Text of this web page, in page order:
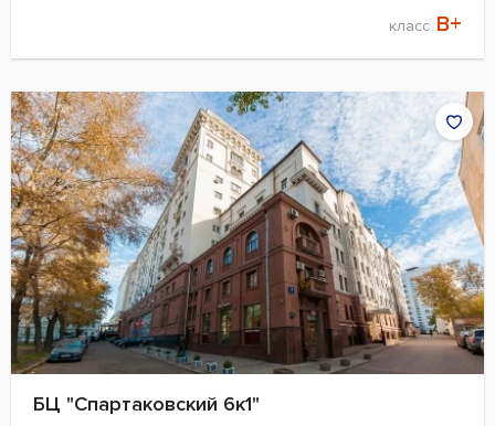
класс B+
БЦ "Спартаковский 6к1"